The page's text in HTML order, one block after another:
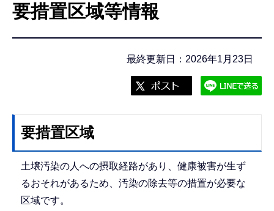
要措置区域等情報
最終更新日：2026年1月23日
要措置区域
土壌汚染の人への摂取経路があり、健康被害が生ず
るおそれがあるため、汚染の除去等の措置が必要な
区域です。